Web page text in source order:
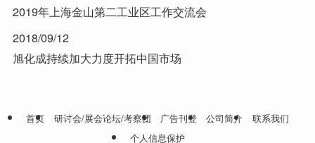
2019年上海金山第二工业区工作交流会
2018/09/12
旭化成持续加大力度开拓中国市场
首页 研讨会/展会论坛/考察团 广告刊登 公司简介
联系我们
个人信息保护